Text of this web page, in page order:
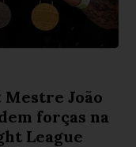
Mestre João
forças na
League